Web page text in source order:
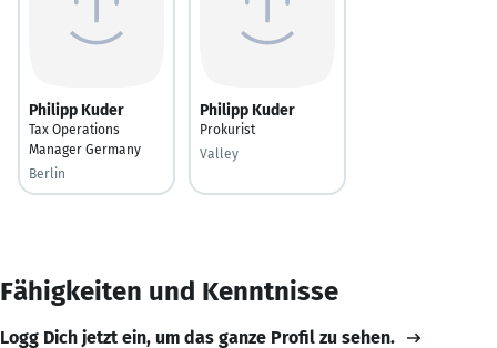
Philipp Kuder
Tax Operations
Manager Germany
Berlin
Philipp Kuder
Prokurist
Valley
Fähigkeiten und Kenntnisse
Logg Dich jetzt ein, um das ganze Profil zu sehen.